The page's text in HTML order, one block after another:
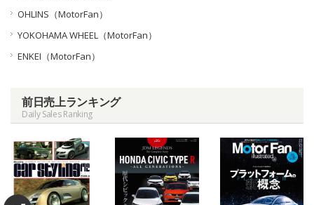
OHLINS（MotorFan）
YOKOHAMA WHEEL（MotorFan）
ENKEI（MotorFan）
前日売上ランキング
Daily Sales Ranking